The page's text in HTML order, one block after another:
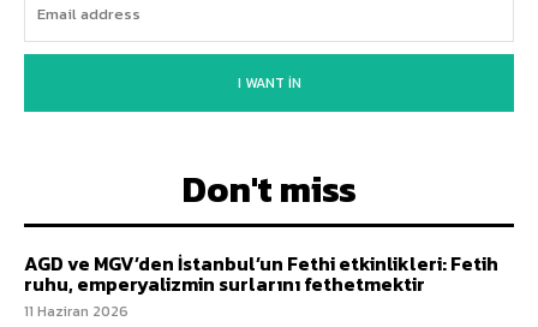
I WANT IN
Don't miss
AGD ve MGV’den İstanbul’un Fethi etkinlikleri: Fetih
ruhu, emperyalizmin surlarını fethetmektir
11 Haziran 2026